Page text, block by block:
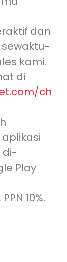
dan
kami.
di
ch
di-
Play
10%.